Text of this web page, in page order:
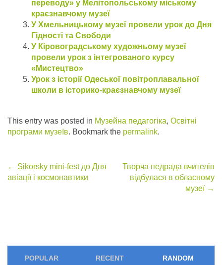
переводу» у Мелітопольському міському
краєзнавчому музеї
У Хмельницькому музеї провели урок до Дня
Гідності та Свободи
У Кіровоградському художньому музеї
провели урок з інтегрованого курсу
«Мистецтво»
Урок з історії Одеської повітроплавальної
школи в історико-краєзнавчому музеї
This entry was posted in Музейна педагогіка, Освітні
програми музеїв. Bookmark the permalink.
Post
← Sikorsky mini-fest до Дня
авіації і космонавтики
Творча педрада вчителів
відбулася в обласному
музеї →
POPULAR RECENT RANDOM